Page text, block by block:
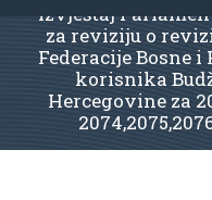
Izvještaj
za reviziju o
Federacije Bosne
korisnika
Hercegovine za